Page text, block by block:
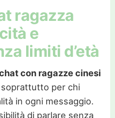
ragazza
e
limiti d’età
con ragazze cinesi
soprattutto per chi
in ogni messaggio.
di parlare senza